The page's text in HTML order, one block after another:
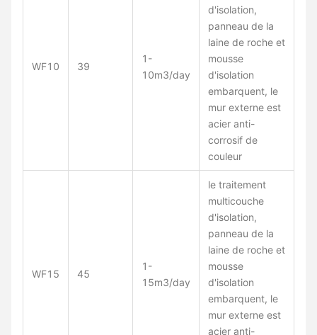
WF10 39
1-
10m3/day
d'isolation,
panneau de la
laine de roche et
mousse
d'isolation
embarquent, le
mur externe est
acier anti-
corrosif de
couleur
WF15 45
1-
15m3/day
le traitement
multicouche
d'isolation,
panneau de la
laine de roche et
mousse
d'isolation
embarquent, le
mur externe est
acier anti-